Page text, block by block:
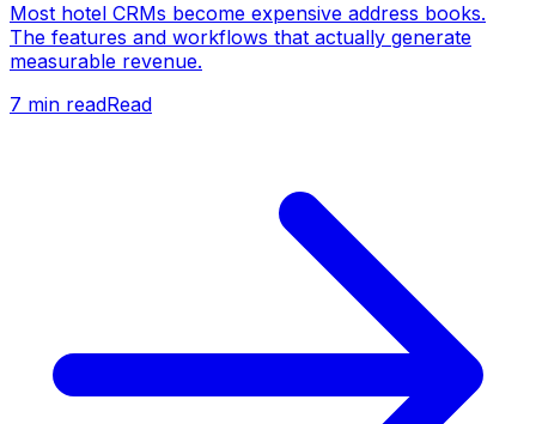
Most hotel CRMs become expensive address books.
The features and workflows that actually generate
measurable revenue.
7 min readRead